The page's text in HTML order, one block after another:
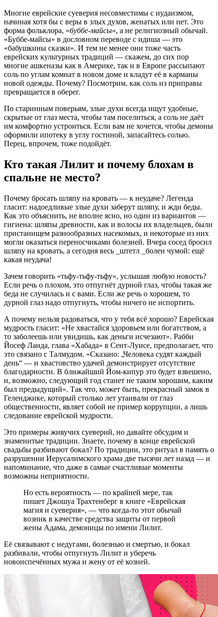
Многие еврейские суеверия несовместимы с иудаизмом,
начиная хотя бы с веры в злых духов, женатых или нет. Это
форма фольклора, «буббе-майсы», а не религиозный обычай.
«Буббе-майсы» в дословном переводе с идиша — это
«бабушкины сказки». И тем не менее они тоже часть
еврейских культурных традиций — скажем, до сих пор
многие ашкеназы как в Америке, так и в Европе рассыпают
соль по углам комнат в новом доме и кладут её в карманы
новой одежды. Почему? Посмотрим, как соль из приправы
превращается в оберег.
По старинным поверьям, злые духи всегда ищут удобные,
скрытые от глаз места, чтобы там поселиться, а соль не даёт
им комфортно устроиться. Если вам не хочется, чтобы демоны
оформили ипотеку в углу гостиной, запасайтесь солью.
Перец, впрочем, тоже подойдёт.
Кто такая Лилит и почему блохам в
спальне не место?
Почему бросать шляпу на кровать — к неудаче? Легенда
гласит: надоедливые злые духи заберут шляпу, и жди беды.
Как это объяснить, не вполне ясно, но один из вариантов —
гигиена: шляпы древности, как и волосы их владельцев, были
пристанищем разнообразных насекомых, и некоторые из них
могли оказаться переносчиками болезней. Вчера сосед бросил
шляпу на кровать, а сегодня весь _штетл _болен чумой: ещё
какая неудача!
Зачем говорить «тьфу-тьфу-тьфу», услышав любую новость?
Если речь о плохом, это отпугнёт дурной глаз, чтобы такая же
беда не случилась и с вами. Если же речь о хорошем, то
дурной глаз надо отпугнуть, чтобы ничего не испортить.
А почему нельзя радоваться, что у тебя всё хорошо? Еврейская
мудрость гласит: «Не хвастайся здоровьем или богатством, а
то заболеешь или увидишь, как деньги исчезают». Рабби
Йосеф Ланда, глава «Хабада» в Сент-Луисе, предполагает, что
это связано с Талмудом. «Сказано: „Человека судят каждый
день“ — и хвастовство удачей демонстрирует отсутствие
благодарности. В ближайший Йом-кипур это будет взвешено,
и, возможно, следующий год станет не таким хорошим, каким
был предыдущий». Так что, может быть, прекрасный замок в
Геленджике, который столько лет утаивали от глаз
общественности, являет собой не пример коррупции, а лишь
следование еврейской мудрости.
Это примеры живучих суеверий, но давайте обсудим и
знаменитые традиции. Знаете, почему в конце еврейской
свадьбы разбивают бокал? По традиции, это ритуал в память о
разрушении Иерусалимского храма две тысячи лет назад — и
напоминание, что даже в самые счастливые моменты
возможны неприятности.
Но есть вероятность — по крайней мере, так
пишет Джошуа Трахтенберг в книге «Еврейская
магия и суеверия», — что когда-то этот обычай
возник в качестве средства защиты от первой
жены Адама, демоницы по имени Лилит.
Её связывают с недугами, болезнью и смертью, и бокал
разбивали, чтобы отпугнуть Лилит и уберечь
новоиспечённых мужа и жену от её козней.